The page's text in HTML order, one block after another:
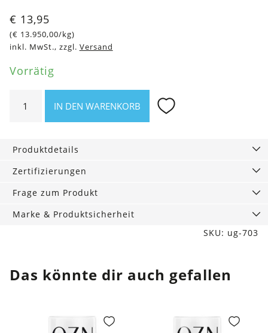
€ 13,95
(€ 13.950,00/kg)
inkl. MwSt., zzgl. Versand
Vorrätig
1
g
IN DEN WARENKORB
Produktdetails
Zertifizierungen
Frage zum Produkt
Marke & Produktsicherheit
SKU: ug-703
Das könnte dir auch gefallen